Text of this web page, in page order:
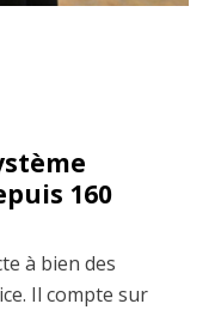
160
à bien des
Il compte sur